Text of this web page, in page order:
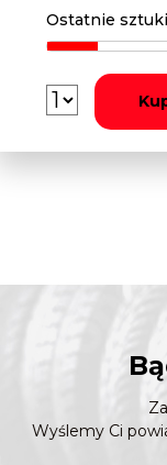
Ostatnie sztuki
Wyślemy Ci